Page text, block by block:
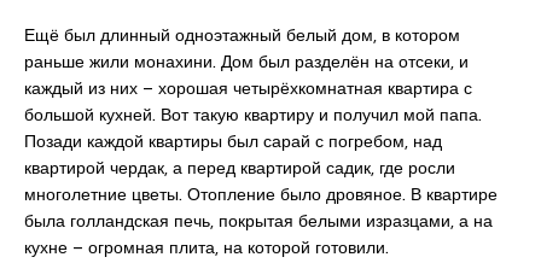
Ещё был длинный одноэтажный белый дом, в котором
раньше жили монахини. Дом был разделён на отсеки, и
каждый из них – хорошая четырёхкомнатная квартира с
большой кухней. Вот такую квартиру и получил мой папа.
Позади каждой квартиры был сарай с погребом, над
квартирой чердак, а перед квартирой садик, где росли
многолетние цветы. Отопление было дровяное. В квартире
была голландская печь, покрытая белыми изразцами, а на
кухне – огромная плита, на которой готовили.